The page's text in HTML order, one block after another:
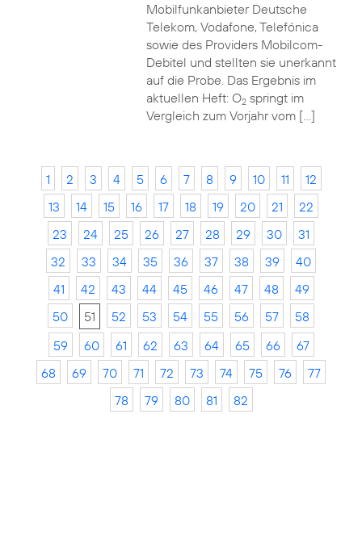
Mobilfunkanbieter Deutsche
Telekom, Vodafone, Telefónica
sowie des Providers Mobilcom-
Debitel und stellten sie unerkannt
auf die Probe. Das Ergebnis im
aktuellen Heft: O2springt im
Vergleich zum Vorjahr vom […]
1 2 3 4 5 6 7 8 9 10 11
12
13
14 15 16 17 18 19 20 21
22
23
24 25 26 27 28 29 30
31
32
33 34 35 36 37 38 39
40
41
42 43 44 45 46 47 48
49
50
51 52 53 54 55 56 57
58
59
60 61 62 63 64 65 66
67
68
69 70 71 72 73 74 75 76
77
78
79 80 81 82